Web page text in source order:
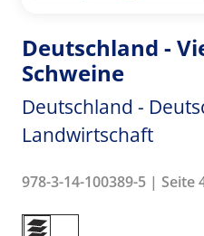
Deutschland -
Schweine
Deutschland -
Landwirtschaft
978-3-14-100389-5 | Seite